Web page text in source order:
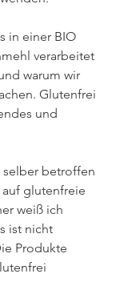
in einer BIO
verarbeitet
warum wir
Glutenfrei
und
selber betroffen
auf glutenfreie
weiß ich
ist nicht
Produkte